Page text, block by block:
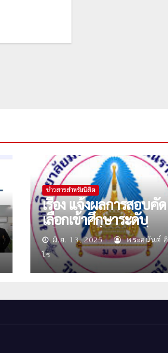
ข่าวสารสำหรับนิสิต
เรื่อง แจ้งผลการสอบคัด
เลือกเข้าศึกษาระดับ
ปริญญาตรี ประจำปีกา
ศึกษา ๒๕๖๘ ( รอบสอง
มิ.ย. 13, 2025
พระอนันต์
โร